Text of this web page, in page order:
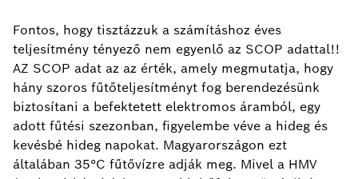
Fontos, hogy tisztázzuk a számításhoz éves
teljesítmény tényező nem egyenlő az SCOP adattal!!
AZ SCOP adat az az érték, amely megmutatja, hogy
hány szoros fűtőteljesítményt fog berendezésünk
biztosítani a befektetett elektromos áramból, egy
adott fűtési szezonban, figyelembe véve a hideg és
kevésbé hideg napokat. Magyarországon ezt
általában 35°C fűtővízre adják meg. Mivel a HMV